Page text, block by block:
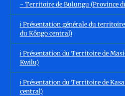
- Territoire de Bulungu (Province
ℹ️ Présentation générale du
du Kôngo central)
ℹ️ Présentation du Territoire de
Kwilu)
ℹ️ Présentation du Territoire de
central)